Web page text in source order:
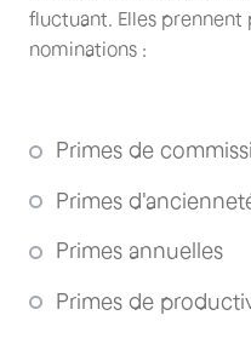
fluctuant. Elles prennent
nominations :
Primes de
Primes
Primes annuelles
Primes de